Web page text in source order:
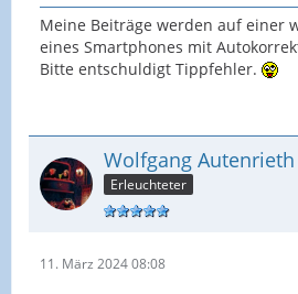
Meine Beiträge werden auf einer
eines Smartphones mit
Bitte entschuldigt Tippfehler.
Wolfgang Autenrieth
Erleuchteter
11. März 2024 08:08